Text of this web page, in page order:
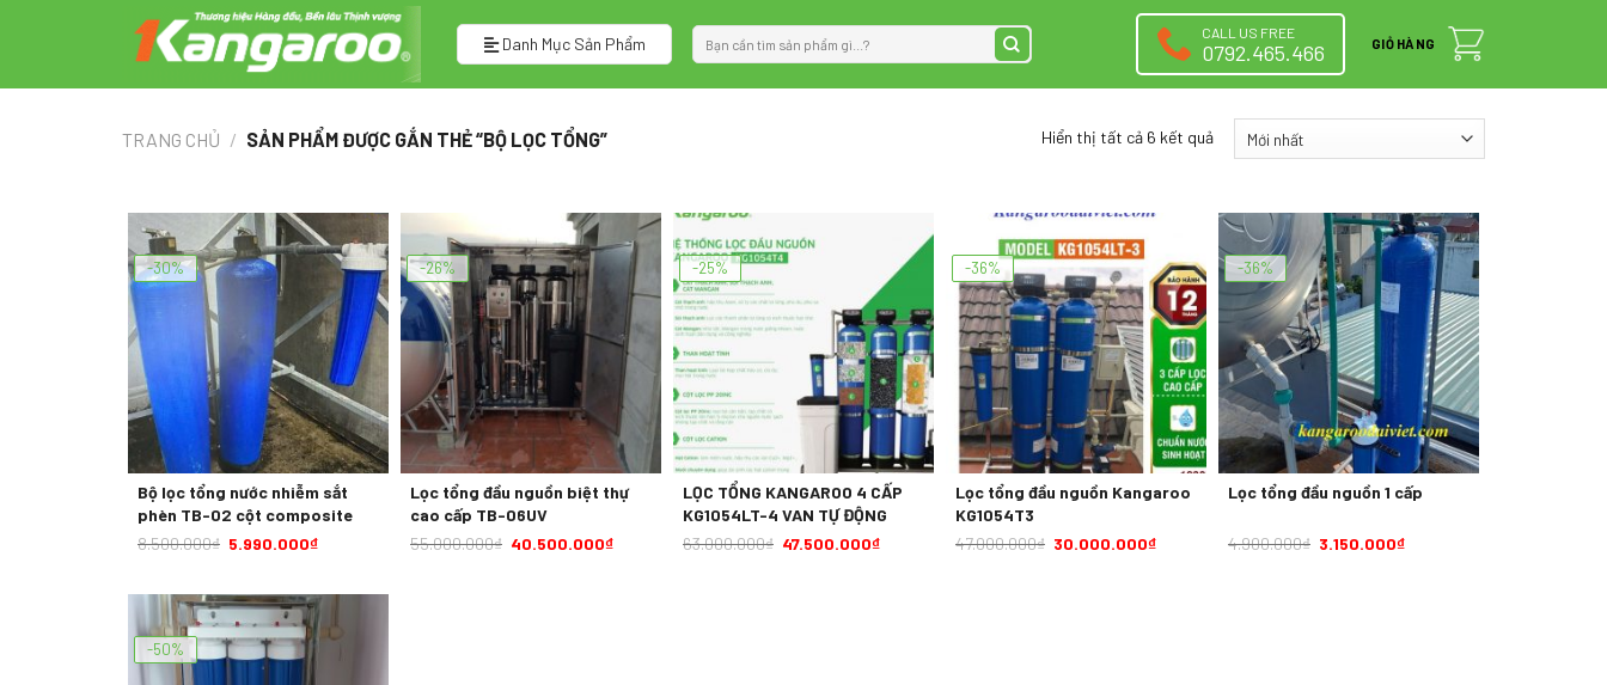
Danh Mục Sản Phẩm
kiếm:
CALL US FREE
0792.465.466 GIỎ HÀNG
TRANG CHỦ / SẢN PHẨM ĐƯỢC GẮN THẺ “BỘ LỌC TỔNG” Hiển thị tất cả 6 kết quả
-30%
Bộ lọc tổng nước nhiễm sắt
phèn TB-02 cột composite
8.500.000₫ 5.990.000₫
-26%
Lọc tổng đầu nguồn biệt thự
cao cấp TB-06UV
55.000.000₫ 40.500.000₫
-25%
LỌC TỔNG KANGAROO 4 CẤP
KG1054LT-4 VAN TỰ ĐỘNG
63.000.000₫ 47.500.000₫
-36%
Lọc tổng đầu nguồn Kangaroo
KG1054T3
47.000.000₫ 30.000.000₫
-36%
Lọc tổng đầu nguồn 1 cấp
4.900.000₫ 3.150.000₫
-50%